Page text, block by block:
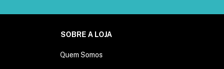
SOBRE A LOJA
Quem Somos